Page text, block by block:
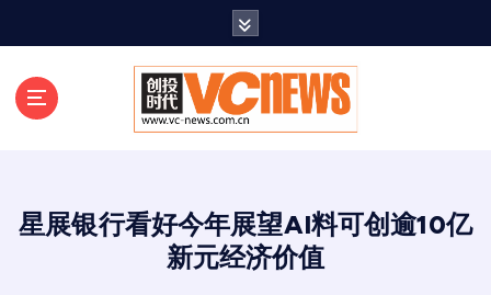
星展银行看好今年展望AI料可创逾10亿
新元经济价值